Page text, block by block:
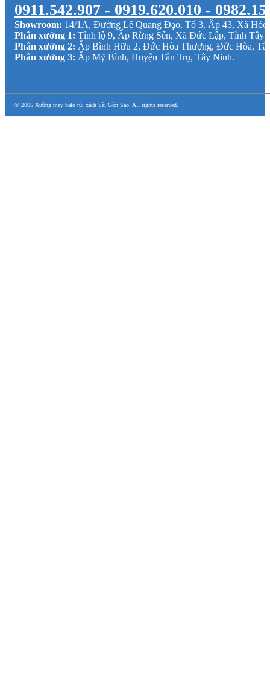
0911.542.907 - 0919.620.010 -
Showroom: 14/1A, Đường Lê Quang Đạo, Tổ 3, Ấp 43, Xã Hóc
Phân xưởng 1: Tỉnh lộ 9, Ấp Rừng Sến, Xã Đức Lập, Tỉnh Tây
Phân xưởng 2: Ấp Bình Hữu 2, Đức Hòa Thượng, Đức Hòa,
Phân xưởng 3: Ấp Mỹ Bình, Huyện Tân Trụ, Tây Ninh.
© 2005 Xưởng may balo túi xách Sài Gòn Sao. All rights reserved.